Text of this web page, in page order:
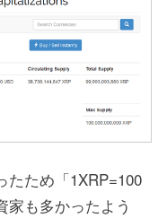
たため「1XRP=100
家も多かったよう